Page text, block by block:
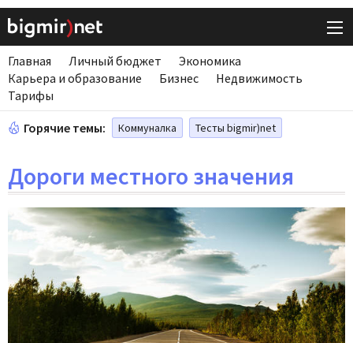
Главная Личный бюджет
Экономика
Карьера и образование
Бизнес
Недвижимость
Тарифы
Горячие темы: Коммуналка Тесты bigmir)net
Дороги местного значения